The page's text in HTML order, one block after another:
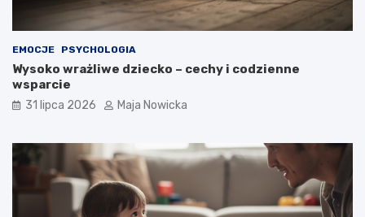
EMOCJE PSYCHOLOGIA
Wysoko wrażliwe dziecko – cechy i codzienne
wsparcie
31 lipca 2026 Maja Nowicka